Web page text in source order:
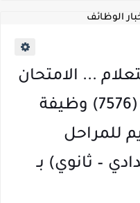
جامعة ميريت تعلن عن وظائف شاغرة بتاريخ 20 مايو 2026
... الامتحان
الإلكتروني لشغل عدد (7576) وظيفة
للمراحل
– ثانوي) بـ